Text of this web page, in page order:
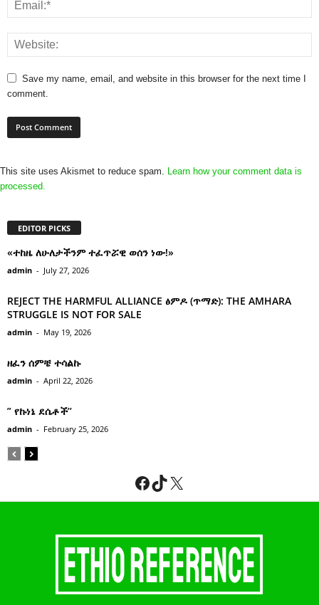
Save my name, email, and website in this browser for the next time I
comment.
This site uses Akismet to reduce spam. Learn how your comment data is
processed.
EDITOR PICKS
«ተከዜ ለሁለታችንም ተፈጥሯዊ ወሰን ነው!»
admin - July 27, 2026
REJECT THE HARMFUL ALLIANCE ፅምዶ (ጥማድ): THE AMHARA
STRUGGLE IS NOT FOR SALE
admin - May 19, 2026
ዘፈን ሰምቼ ተሳልኩ
admin - April 22, 2026
” የኩነኔ ደሴቶች’’
admin - February 25, 2026
Facebook
TikTok
X